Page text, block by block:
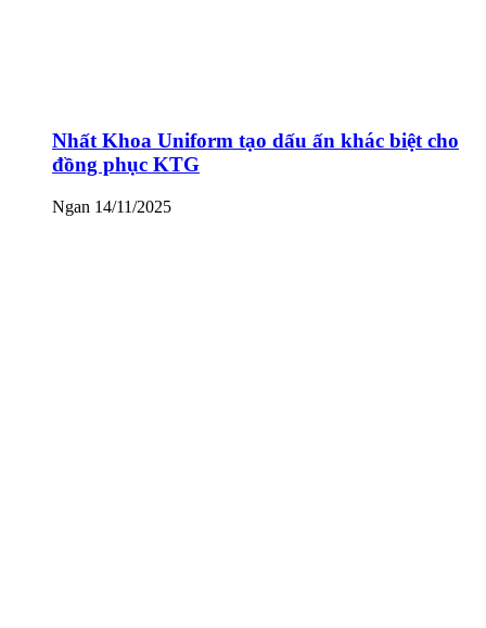
Nhất Khoa Uniform tạo dấu ấn khác biệt cho
đồng phục KTG
Ngan 14/11/2025